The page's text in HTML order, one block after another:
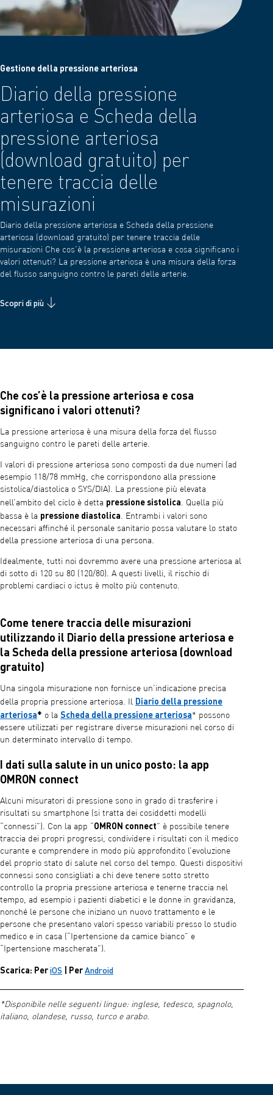
Gestione della pressione arteriosa
Diario della pressione
arteriosa e Scheda della
pressione arteriosa
(download gratuito) per
tenere traccia delle
misurazioni
Diario della pressione arteriosa e Scheda della pressione
arteriosa (download gratuito) per tenere traccia delle
misurazioni Che cos’è la pressione arteriosa e cosa significano i
valori ottenuti? La pressione arteriosa è una misura della forza
del flusso sanguigno contro le pareti delle arterie.
Scopri di più
Che cos’è la pressione arteriosa e cosa
significano i valori ottenuti?
La pressione arteriosa è una misura della forza del flusso
sanguigno contro le pareti delle arterie.
I valori di pressione arteriosa sono composti da due numeri (ad
esempio 118/78 mmHg, che corrispondono alla pressione
sistolica/diastolica o SYS/DIA). La pressione più elevata
nell’ambito del ciclo è detta pressione sistolica . Quella più
bassa è la pressione diastolica . Entrambi i valori sono
necessari affinché il personale sanitario possa valutare lo stato
della pressione arteriosa di una persona.
Idealmente, tutti noi dovremmo avere una pressione arteriosa al
di sotto di 120 su 80 (120/80). A questi livelli, il rischio di
problemi cardiaci o ictus è molto più contenuto.
Come tenere traccia delle misurazioni
utilizzando il Diario della pressione arteriosa e
la Scheda della pressione arteriosa (download
gratuito)
Una singola misurazione non fornisce un’indicazione precisa
della propria pressione arteriosa. Il Diario della pressione
arteriosa* o la Scheda della pressione arteriosa* possono
essere utilizzati per registrare diverse misurazioni nel corso di
un determinato intervallo di tempo.
I dati sulla salute in un unico posto: la app
OMRON connect
Alcuni misuratori di pressione sono in grado di trasferire i
risultati su smartphone (si tratta dei cosiddetti modelli
“connessi”). Con la app “OMRON connect” è possibile tenere
traccia dei propri progressi, condividere i risultati con il medico
curante e comprendere in modo più approfondito l’evoluzione
del proprio stato di salute nel corso del tempo. Questi dispositivi
connessi sono consigliati a chi deve tenere sotto stretto
controllo la propria pressione arteriosa e tenerne traccia nel
tempo, ad esempio i pazienti diabetici e le donne in gravidanza,
nonché le persone che iniziano un nuovo trattamento e le
persone che presentano valori spesso variabili presso lo studio
medico e in casa (“Ipertensione da camice bianco” e
“Ipertensione mascherata”).
Scarica: PeriOS | Per Android
*Disponibile nelle seguenti lingue: inglese, tedesco, spagnolo,
italiano, olandese, russo, turco e arabo.